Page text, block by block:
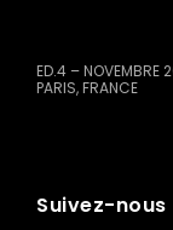
ED.4 – NOVEMBRE
PARIS, FRANCE
Suivez-nous